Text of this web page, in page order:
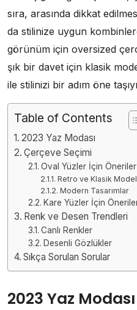
sıra, arasında dikkat
da stilinize uygun
görünüm için oversized
şık bir davet için klasik
ile stilinizi bir adım öne
Table of Contents
2023 Yaz Modası
Çerçeve Seçimi
Oval Yüzler İçin Öneriler
Retro ve Klasik
Modern Tasarımlar
Kare Yüzler İçin
Renk ve Desen Trendleri
Canlı Renkler
Desenli Gözlükler
Sıkça Sorulan Sorular
2023 Yaz Modası